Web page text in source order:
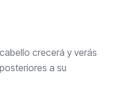
crecerá y verás
a su